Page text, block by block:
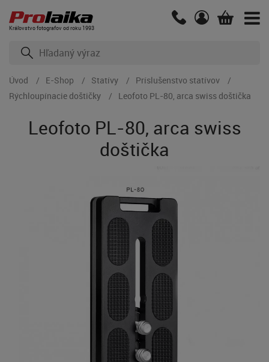
Kráľovstvo fotografov od roku 1993
Úvod E-Shop Statívy
Príslušenstvo statívov
Rýchloupínacie doštičky
Leofoto PL-80, arca swiss doštička
Leofoto PL-80, arca swiss
doštička